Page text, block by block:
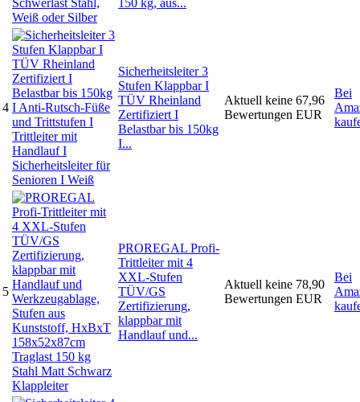
150 kg, aus...
4
Sicherheitsleiter 3
Stufen Klappbar I
TÜV Rheinland
Zertifiziert I
Belastbar bis 150kg
I...
Aktuell keine
Bewertungen
67,96
EUR
Bei
5
PROREGAL Profi-
Trittleiter mit 4
XXL-Stufen
TÜV/GS
Zertifizierung,
klappbar mit
Handlauf und...
Aktuell keine
Bewertungen
78,90
EUR
Bei